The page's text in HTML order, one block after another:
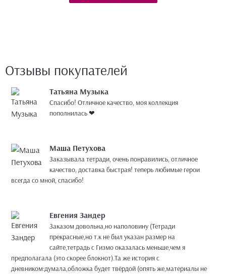
Отзывы покупателей
Татьяна Музыка
Спасибо! Отличное качество, моя коллекция
пополнилась ❤
Маша Петухова
Заказывала тетради, очень понравились, отличное
качество, доставка быстрая! теперь любимые герои
всегда со мной, спасибо!
Евгения Зандер
Заказом довольна,но наполовину (Тетради
прекрасные,но т.к не был указан размер на
сайте,тетрадь с Гизмо оказалась меньше,чем я
предполагала (это скорее блокнот).Та же история с
дневником:думала,обложка будет твёрдой (опять же,материалы не